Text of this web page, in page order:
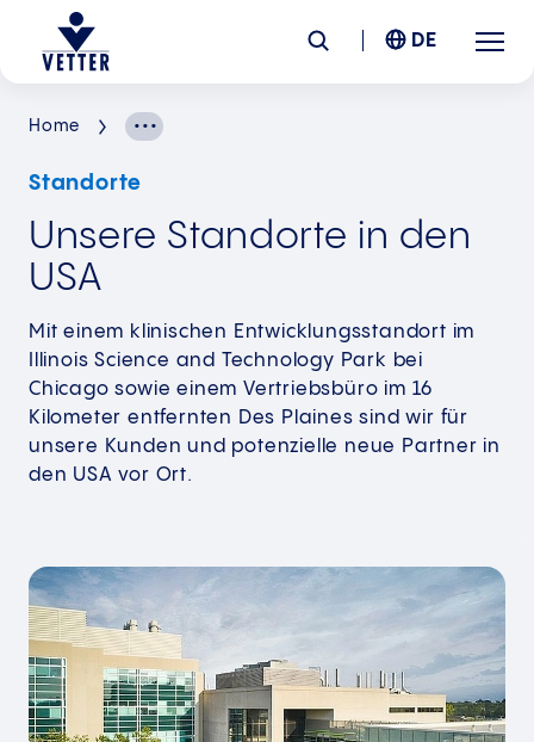
Unternehmen
Verantwortung
Services
Standorte
News &Insights
DE
Home
Standorte
Unsere Standorte in den
USA
Mit einem klinischen Entwicklungsstandort im
Illinois Science and Technology Park bei
Chicago sowie einem Vertriebsbüro im 16
Kilometer entfernten Des Plaines sind wir für
unsere Kunden und potenzielle neue Partner in
den USA vor Ort.